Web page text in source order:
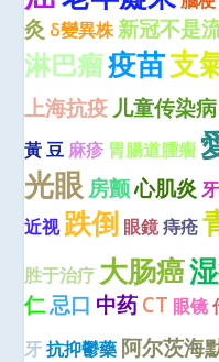
灸 δ變異株新冠不是
淋巴瘤疫苗支
上海抗疫儿童传染病
黃 豆 麻疹 胃腸道腫瘤
光眼 房颤心肌炎
近视 跌倒 眼鏡痔疮
胜于治疗 大肠癌
仁忌口 中药CT 眼镜
牙 抗抑鬱藥 阿尔茨海